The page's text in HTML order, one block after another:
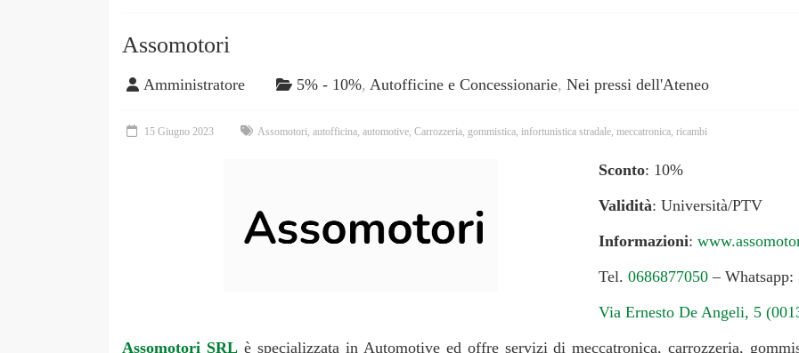
Assomotori
Amministratore 5% - 10%, Autofficine e Concessionarie, Nei pressi dell'Ateneo
15 Giugno 2023 Assomotori, autofficina, automotive, Carrozzeria, gommistica, infortunistica stradale, meccatronica, ricambi
Sconto: 10%
Validità: Università/PTV
Informazioni:
Tel. 0686877050 – Whatsapp:
Via Ernesto De Angeli, 5
Assomotori SRLè specializzata in Automotive ed offre servizi di meccatronica, carrozzeria,